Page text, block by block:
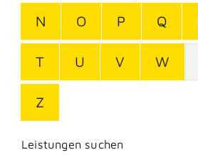
N O P Q
T U V W
Z
Leistungen suchen